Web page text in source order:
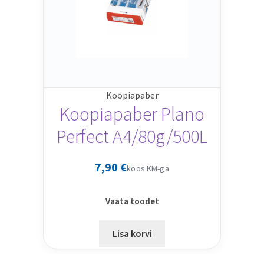
Koopiapaber
Koopiapaber Plano
Perfect A4/80g/500L
7,90 €koos KM-ga
Vaata toodet
Lisa korvi